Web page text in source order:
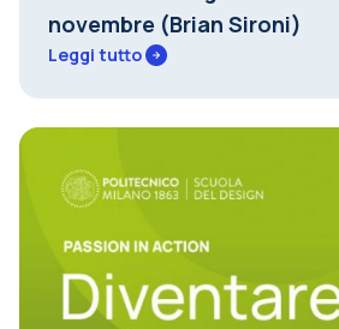
novembre (Brian Sironi)
Leggi tutto